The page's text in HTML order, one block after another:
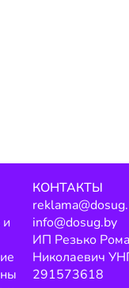
КОНТАКТЫ
info@dosug.by
ИП Резько
Николаевич
291573618